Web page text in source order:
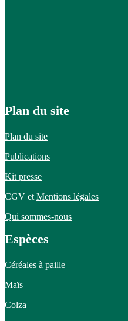
Plan du site
Plan du site
Publications
Kit presse
CGV et Mentions légales
Qui sommes-nous
Espèces
Céréales à paille
Maïs
Colza